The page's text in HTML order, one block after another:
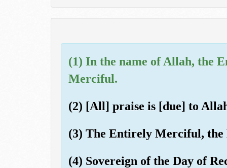
(1) In the name of Allah, the
Merciful.
(2) [All] praise is [due] to
(3) The Entirely Merciful,
(4) Sovereign of the Day of